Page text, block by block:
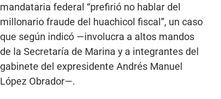
mandataria federal “prefirió no hablar del
millonario fraude del huachicol fiscal”, un caso
que según indicó —involucra a altos mandos
de la Secretaría de Marina y a integrantes del
gabinete del expresidente Andrés Manuel
López Obrador—.